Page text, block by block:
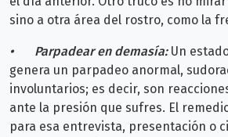
sino a otra área del rostro, como la
• Parpadear en demasía:Un
genera un parpadeo anormal,
involuntarios; es decir, son
ante la presión que sufres. El
para esa entrevista, presentación o